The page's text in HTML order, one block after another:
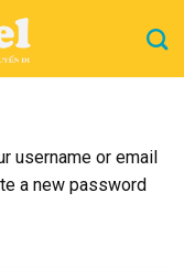
username or email
a new password